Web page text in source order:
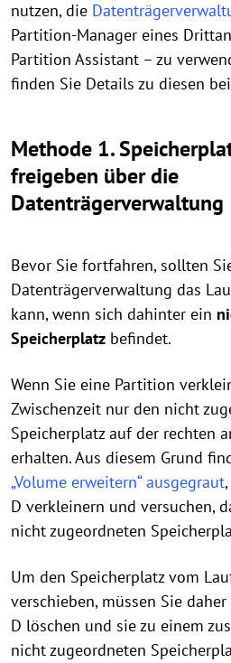
nutzen, die
Partition-Manager eines
Partition Assistant – zu
finden Sie Details zu diesen
Methode 1.
freigeben über die
Datenträgerverwaltung
Bevor Sie fortfahren, sollten
Datenträgerverwaltung das
kann, wenn sich dahinter ein
Speicherplatz befindet.
Wenn Sie eine Partition
Zwischenzeit nur den nicht
Speicherplatz auf der rechten
erhalten. Aus diesem Grund
„Volume erweitern“ ausgegraut
D verkleinern und versuchen,
nicht zugeordneten
Um den Speicherplatz vom
verschieben, müssen Sie
D löschen und sie zu einem
nicht zugeordneten